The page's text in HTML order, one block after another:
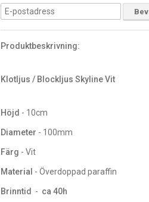
Produktbeskrivning:
Klotljus / Blockljus Skyline Vit
Höjd - 10cm
Diameter - 100mm
Färg - Vit
Material - Överdoppad paraffin
Brinntid - ca 40h